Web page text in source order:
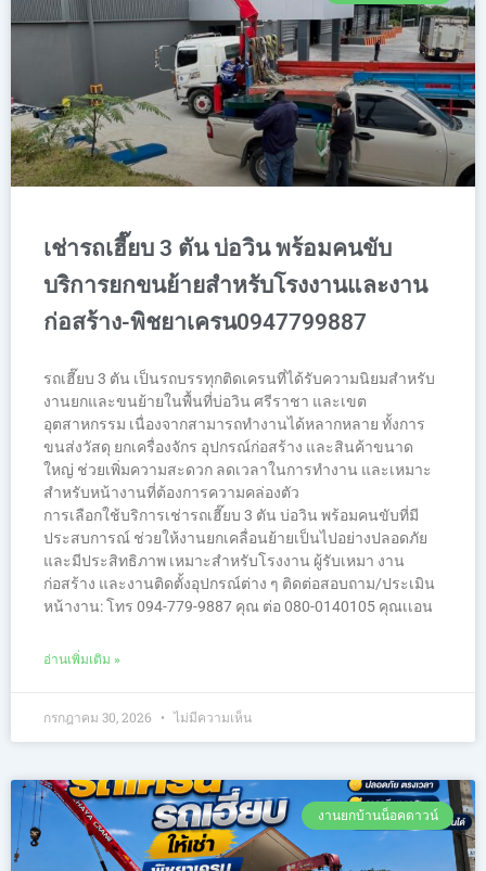
เช่ารถเฮี๊ยบ 3 ตัน บ่อวิน พร้อมคนขับ
บริการยกขนย้ายสำหรับโรงงานและงาน
ก่อสร้าง-พิชยาเครน0947799887
รถเฮี๊ยบ 3 ตัน เป็นรถบรรทุกติดเครนที่ได้รับความนิยมสำหรับ
งานยกและขนย้ายในพื้นที่บ่อวิน ศรีราชา และเขต
อุตสาหกรรม เนื่องจากสามารถทำงานได้หลากหลาย ทั้งการ
ขนส่งวัสดุ ยกเครื่องจักร อุปกรณ์ก่อสร้าง และสินค้าขนาด
ใหญ่ ช่วยเพิ่มความสะดวก ลดเวลาในการทำงาน และเหมาะ
สำหรับหน้างานที่ต้องการความคล่องตัว
การเลือกใช้บริการเช่ารถเฮี๊ยบ 3 ตัน บ่อวิน พร้อมคนขับที่มี
ประสบการณ์ ช่วยให้งานยกเคลื่อนย้ายเป็นไปอย่างปลอดภัย
และมีประสิทธิภาพ เหมาะสำหรับโรงงาน ผู้รับเหมา งาน
ก่อสร้าง และงานติดตั้งอุปกรณ์ต่าง ๆ ติดต่อสอบถาม/ประเมิน
หน้างาน: โทร 094-779-9887 คุณ ต่อ 080-0140105 คุณเเอน
อ่านเพิ่มเติม »
กรกฎาคม 30, 2026 ไม่มีความเห็น
งานยกบ้านน็อคดาวน์